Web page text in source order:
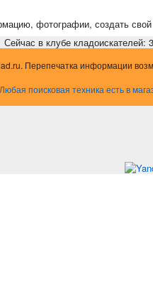
фотографии, создать свой
Сейчас в клубе кладоискателей:
Перепечатка информации
Любая поисковая техника есть в